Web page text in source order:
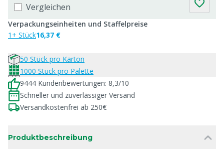
Vergleichen
Verpackungseinheiten und Staffelpreise
1+ Stück16,37 €
50 Stück pro Karton
1000 Stück pro Palette
9444 Kundenbewertungen: 8,3/10
Schneller und zuverlässiger Versand
Versandkostenfrei ab 250€
Produktbeschreibung